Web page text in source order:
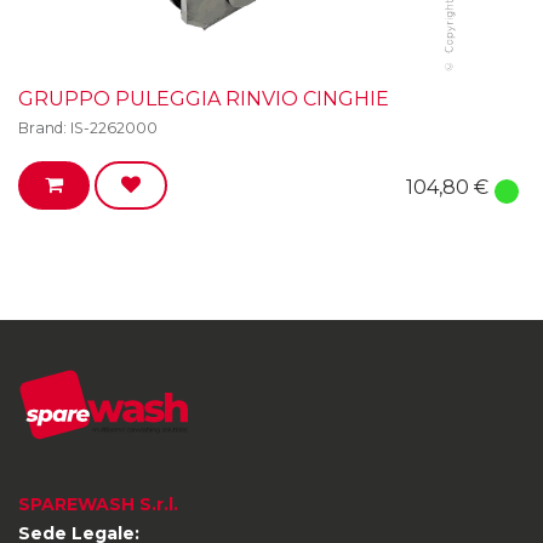
GRUPPO PULEGGIA RINVIO CINGHIE
Brand: IS-2262000
104,80 €
SPAREWASH S.r.l.
Sede Legale: